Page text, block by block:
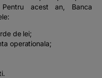
acest an, Banca
de lei;
operationala;